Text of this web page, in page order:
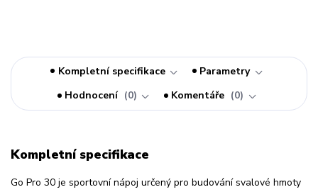
Kompletní specifikace
Parametry
Hodnocení
0 Komentáře 0
Kompletní specifikace
Go Pro 30 je sportovní nápoj určený pro budování svalové hmoty